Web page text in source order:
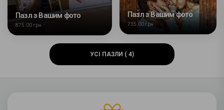
Пазл з Вашим фото
875.00 грн
Пазл з Вашим фото
735.00 грн
УСІ ПАЗЛИ ( 4)